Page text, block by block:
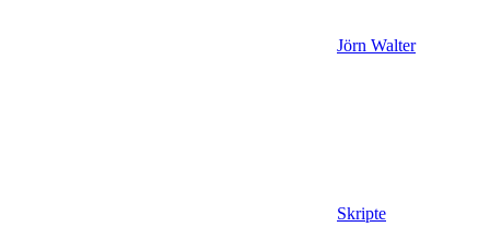
Jörn Walter
Skripte